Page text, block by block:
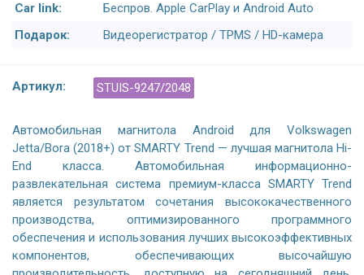
Car link:
Беспров. Apple CarPlay и Android Auto
Подарок:
Видеорегистратор / TPMS / HD-камера
Артикул: STUIS-9247/2048
Автомобильная магнитола Android для Volkswagen
Jetta/Bora (2018+) от SMARTY Trend — лучшая магнитола Hi-
End класса. Автомобильная информационно-
развлекательная система премиум-класса SMARTY Trend
является результатом сочетания высококачественного
производства, оптимизированного программного
обеспечения и использования лучших высокоэффективных
компонентов, обеспечивающих высочайшую